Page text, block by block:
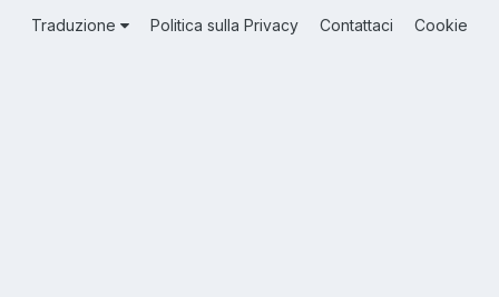
Traduzione Politica sulla Privacy Contattaci Cookie